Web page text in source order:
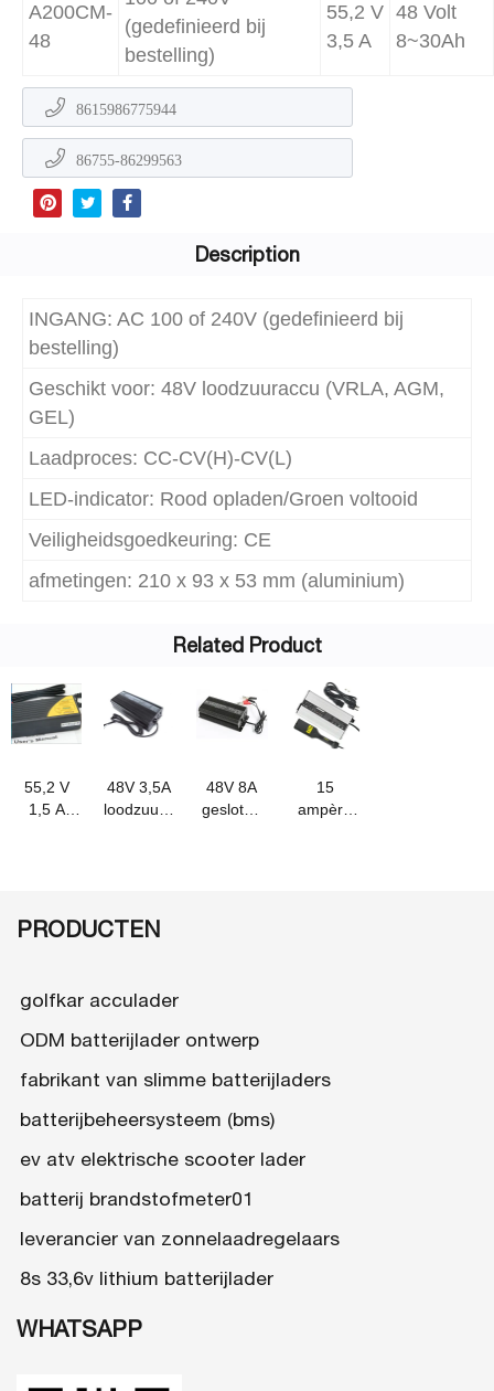
A200CM-
48
(gedefinieerd bij
bestelling)
55,2 V
3,5 A
48 Volt
8~30Ah
8615986775944
86755-86299563
Description
INGANG: AC 100 of 240V (gedefinieerd bij
bestelling)
Geschikt voor: 48V loodzuuraccu (VRLA, AGM,
GEL)
Laadproces: CC-CV(H)-CV(L)
LED-indicator: Rood opladen/Groen voltooid
Veiligheidsgoedkeuring: CE
afmetingen: 210 x 93 x 53 mm (aluminium)
Related Product
55,2 V
1,5 A
48V 3,5A
loodzuuracculader
48V 8A
gesloten
15
ampère
PRODUCTEN
golfkar acculader
ODM batterijlader ontwerp
fabrikant van slimme batterijladers
batterijbeheersysteem (bms)
ev atv elektrische scooter lader
batterij brandstofmeter01
leverancier van zonnelaadregelaars
8s 33,6v lithium batterijlader
WHATSAPP